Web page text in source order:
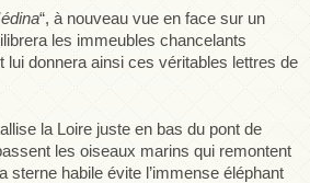
“, à nouveau vue en face sur un
les immeubles chancelants
donnera ainsi ces véritables lettres de
la Loire juste en bas du pont de
les oiseaux marins qui remontent
sterne habile évite l’immense éléphant